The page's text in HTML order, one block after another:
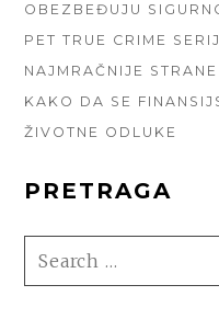
OBEZBEĐUJU
PET TRUE CRIME
NAJMRAČNIJE
KAKO DA SE
ŽIVOTNE ODLUKE
PRETRAGA
SEARCH
FOR: